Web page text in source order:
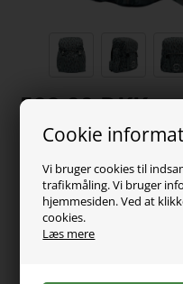
Cookie
Vi bruger cookies til
trafikmåling. Vi bruger
hjemmesiden. Ved at
cookies.
Læs mere
599,00DKK
Vælg Størrelse